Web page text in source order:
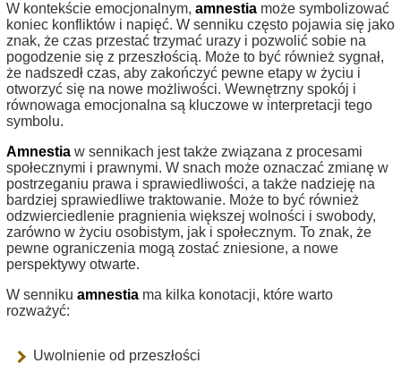
W kontekście emocjonalnym, amnestia może symbolizować
koniec konfliktów i napięć. W senniku często pojawia się jako
znak, że czas przestać trzymać urazy i pozwolić sobie na
pogodzenie się z przeszłością. Może to być również sygnał,
że nadszedł czas, aby zakończyć pewne etapy w życiu i
otworzyć się na nowe możliwości. Wewnętrzny spokój i
równowaga emocjonalna są kluczowe w interpretacji tego
symbolu.
Amnestia w sennikach jest także związana z procesami
społecznymi i prawnymi. W snach może oznaczać zmianę w
postrzeganiu prawa i sprawiedliwości, a także nadzieję na
bardziej sprawiedliwe traktowanie. Może to być również
odzwierciedlenie pragnienia większej wolności i swobody,
zarówno w życiu osobistym, jak i społecznym. To znak, że
pewne ograniczenia mogą zostać zniesione, a nowe
perspektywy otwarte.
W senniku amnestia ma kilka konotacji, które warto
rozważyć:
Uwolnienie od przeszłości